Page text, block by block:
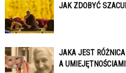
JAK ZDOBYĆ
JAKA JEST
A